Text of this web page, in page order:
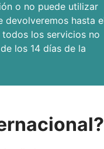
o no puede utilizar
devolveremos hasta
los servicios no
los 14 días de la